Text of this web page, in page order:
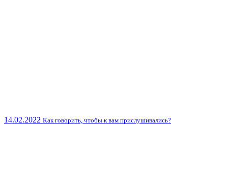
14.02.2022 Как говорить, чтобы к вам прислушивались?